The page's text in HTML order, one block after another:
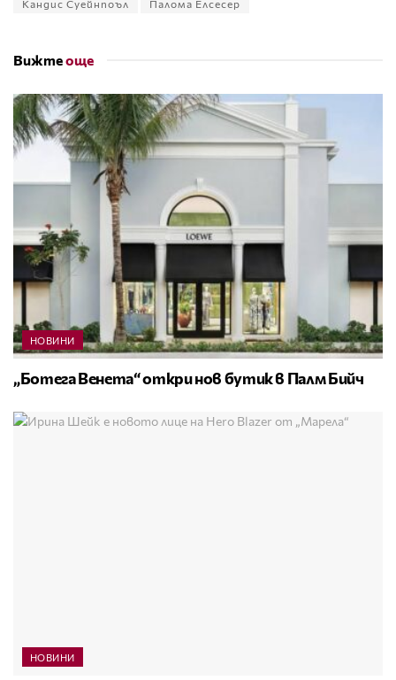
Кандис Суейнпоъл Палома Елсесер
Вижтеоще
НОВИНИ
„Ботега Венета“ откри нов бутик в Палм Бийч
НОВИНИ